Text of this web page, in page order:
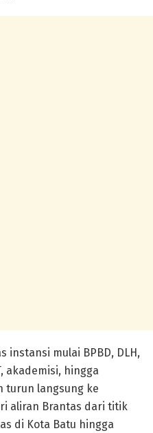
instansi mulai BPBD, DLH,
akademisi, hingga
turun langsung ke
aliran Brantas dari titik
di Kota Batu hingga